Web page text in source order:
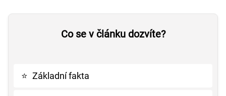
Co se v článku dozvíte?
⭐ Základní fakta